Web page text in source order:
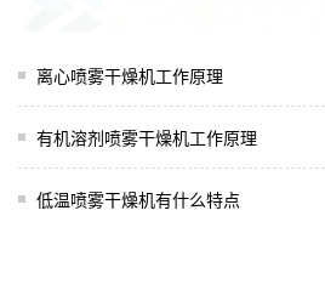
离心喷雾干燥机工作原理
有机溶剂喷雾干燥机工作原理
低温喷雾干燥机有什么特点